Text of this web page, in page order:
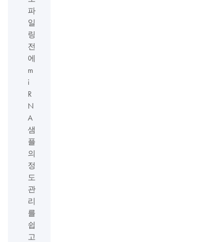
파
일
링
전
에
m
i
R
N
A
샘
플
의
정
도
관
리
를
쉽
고